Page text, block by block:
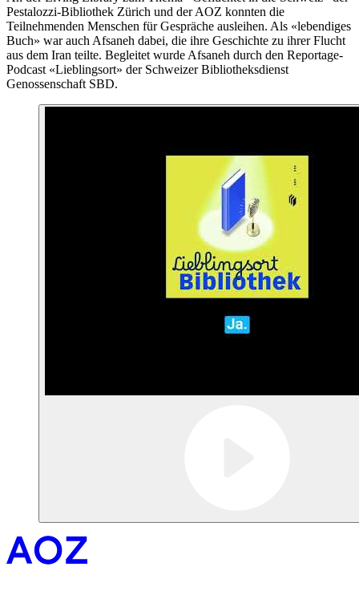
Pestalozzi-Bibliothek Zürich und der AOZ konnten die
Teilnehmenden Menschen für Gespräche ausleihen. Als «lebendiges
Buch» war auch Afsaneh dabei, die ihre Geschichte zu ihrer Flucht
aus dem Iran teilte. Begleitet wurde Afsaneh durch den Reportage-
Podcast «Lieblingsort» der Schweizer Bibliotheksdienst
Genossenschaft SBD.